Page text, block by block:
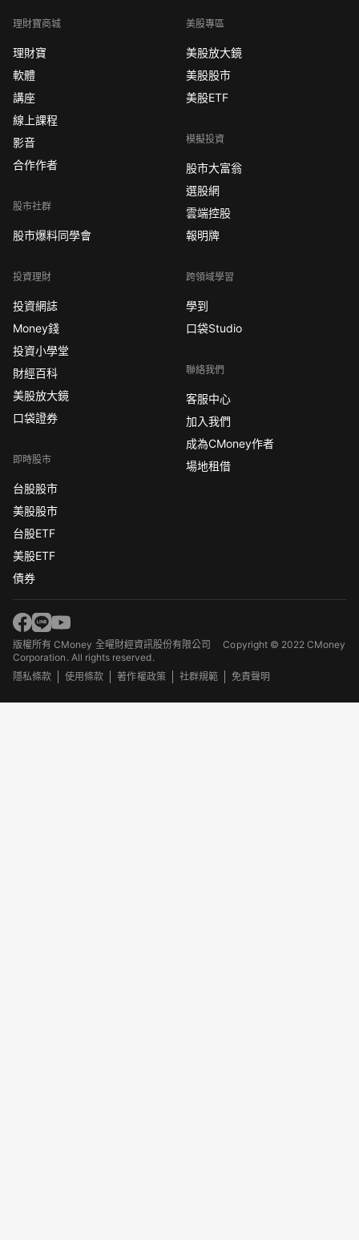
理財寶商城
理財寶
軟體
講座
線上課程
影音
合作作者
股市社群
股市爆料同學會
投資理財
投資網誌
Money錢
投資小學堂
財經百科
美股放大鏡
口袋證券
即時股市
台股股市
美股股市
台股ETF
美股ETF
債券
美股專區
美股放大鏡
美股股市
美股ETF
模擬投資
股市大富翁
選股網
雲端控股
報明牌
跨領域學習
學到
口袋Studio
聯絡我們
客服中心
加入我們
成為CMoney作者
場地租借
版權所有 CMoney 全曜財經資訊股份有限公司Copyright © 2022 CMoney
Corporation. All rights reserved.
隱私條款
使用條款 著作權政策 社群規範 免責聲明